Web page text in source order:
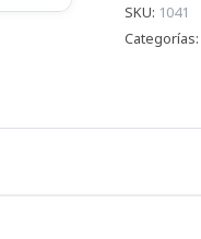
SKU: 1041
Categorías: